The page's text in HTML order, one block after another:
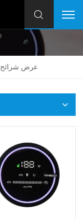
عرض شرائح 7 الأنود المشترك